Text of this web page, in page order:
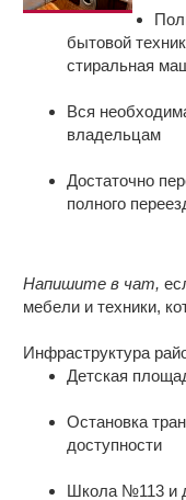
дом
бытовой
стиральная
Вся
владельцам
Достаточно
полного
Напишите в чат,
мебели и техники,
Инфраструктура
Детская
Остановка
доступности
Школа №113 и